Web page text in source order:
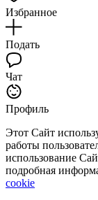
Избранное
Подать
Чат
Профиль
Этот Сайт
работы
использование
подробная
cookie